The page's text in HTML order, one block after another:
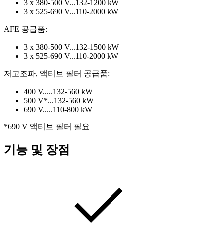
3 x 380-500 V...132-1200 kW
3 x 525-690 V...110-2000 kW
AFE 공급품:
3 x 380-500 V...132-1500 kW
3 x 525-690 V...110-2000 kW
저고조파, 액티브 필터 공급품:
400 V.....132-560 kW
500 V*...132-560 kW
690 V.....110-800 kW
*690 V 액티브 필터 필요
기능 및 장점